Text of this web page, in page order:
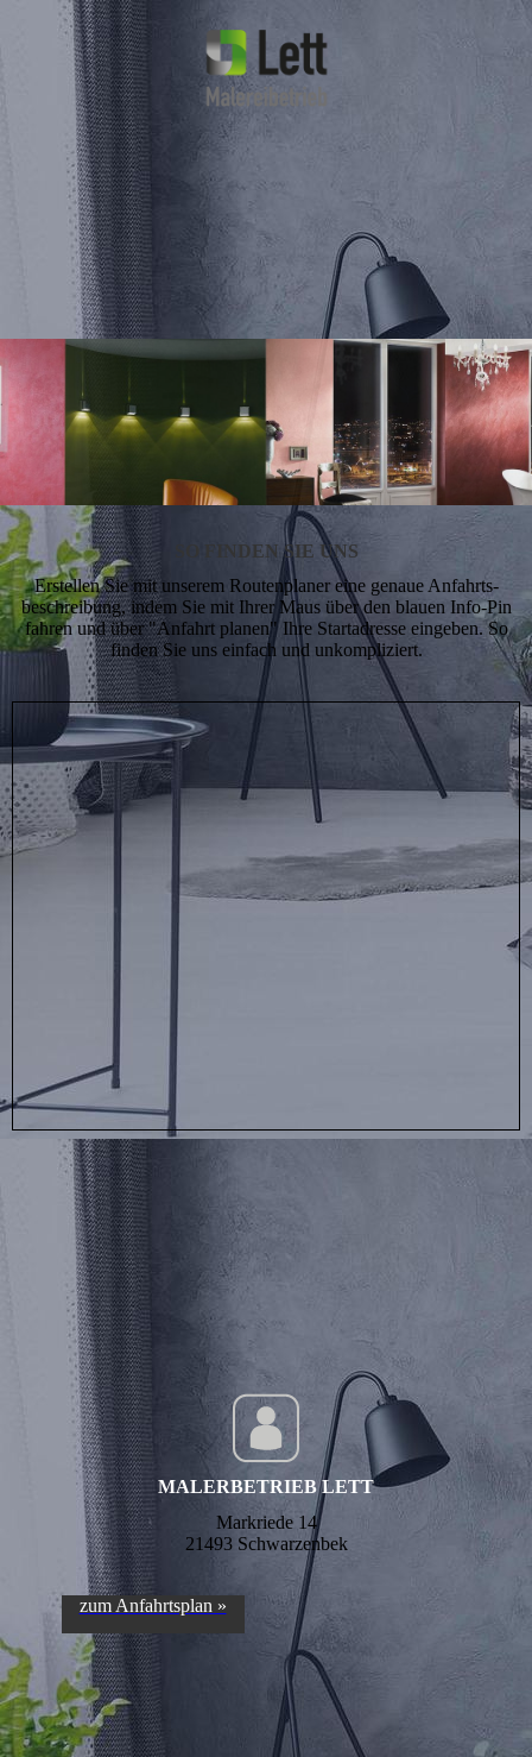
SO FINDEN SIE UNS
Erstellen Sie mit unserem Routenplaner eine genaue Anfahrts­
beschreibung, indem Sie mit Ihrer Maus über den blauen Info-Pin
fahren und über "Anfahrt planen" Ihre Startadresse eingeben. So
finden Sie uns einfach und unkompliziert.
MALERBETRIEB LETT
Markriede 14
21493 Schwarzenbek
zum Anfahrtsplan »